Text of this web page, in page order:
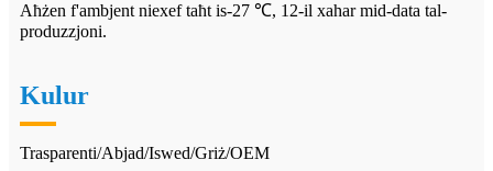
Aħżen f'ambjent niexef taħt is-27 ℃, 12-il xahar mid-data tal-
produzzjoni.
Kulur
Trasparenti/Abjad/Iswed/Griż/OEM